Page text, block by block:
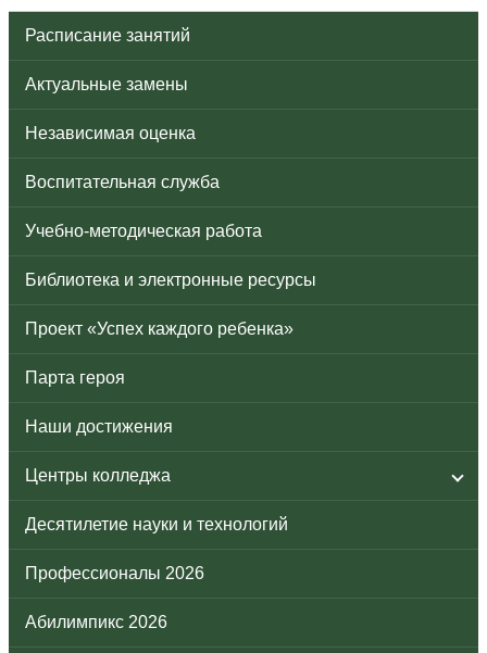
Расписание занятий
Актуальные замены
Независимая оценка
Воспитательная служба
Учебно-методическая работа
Библиотека и электронные ресурсы
Проект «Успех каждого ребенка»
Парта героя
Наши достижения
Центры колледжа
Десятилетие науки и технологий
Профессионалы 2026
Абилимпикс 2026